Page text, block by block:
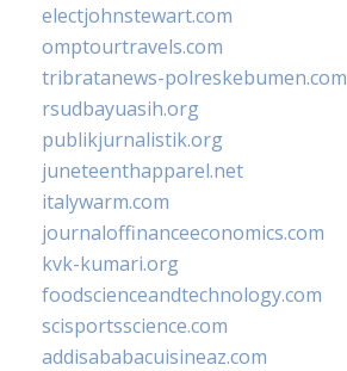
electjohnstewart.com
omptourtravels.com
tribratanews-polreskebumen.com
rsudbayuasih.org
publikjurnalistik.org
juneteenthapparel.net
italywarm.com
journaloffinanceeconomics.com
kvk-kumari.org
foodscienceandtechnology.com
scisportsscience.com
addisababacuisineaz.com